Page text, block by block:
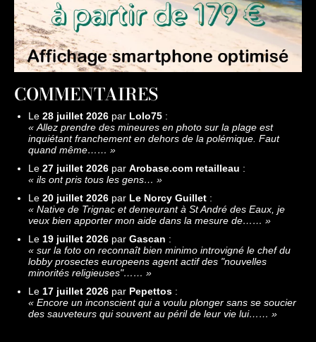
COMMENTAIRES
Le 28 juillet 2026 par Lolo75 :
« Allez prendre des mineures en photo sur la plage est
inquiétant franchement en dehors de la polémique. Faut
quand même…… »
Le 27 juillet 2026 par Arobase.com retailleau :
« ils ont pris tous les gens… »
Le 20 juillet 2026 par Le Norcy Guillet :
« Native de Trignac et demeurant à St André des Eaux, je
veux bien apporter mon aide dans la mesure de…… »
Le 19 juillet 2026 par Gascan :
« sur la foto on reconnaît bien minimo introvigné le chef du
lobby prosectes europeens agent actif des "nouvelles
minorités religieuses"…… »
Le 17 juillet 2026 par Pepettos :
« Encore un inconscient qui a voulu plonger sans se soucier
des sauveteurs qui souvent au péril de leur vie lui…… »